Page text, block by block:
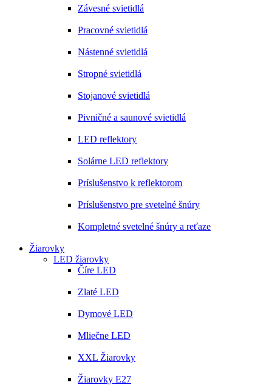
Závesné svietidlá
Pracovné svietidlá
Nástenné svietidlá
Stropné svietidlá
Stojanové svietidlá
Pivničné a saunové svietidlá
LED reflektory
Solárne LED reflektory
Príslušenstvo k reflektorom
Príslušenstvo pre svetelné šnúry
Kompletné svetelné šnúry a reťaze
Žiarovky
LED žiarovky
Číre LED
Zlaté LED
Dymové LED
Mliečne LED
XXL Žiarovky
Žiarovky E27